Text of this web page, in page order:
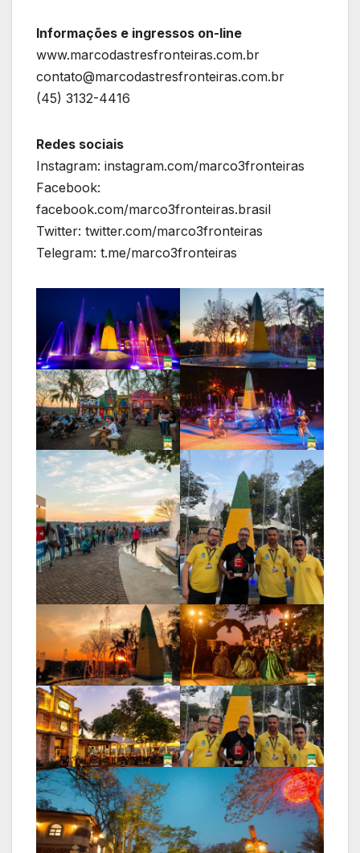
Informações e ingressos on-line
www.marcodastresfronteiras.com.br
contato@marcodastresfronteiras.com.br
(45) 3132-4416
Redes sociais
Instagram: instagram.com/marco3fronteiras
Facebook:
facebook.com/marco3fronteiras.brasil
Twitter: twitter.com/marco3fronteiras
Telegram: t.me/marco3fronteiras